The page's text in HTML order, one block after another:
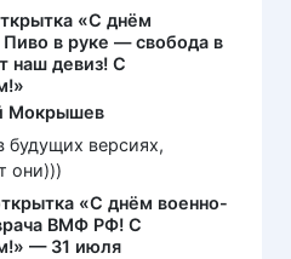
«С днём
Пиво в руке — свобода в
наш девиз! С
Мокрышев
будущих версиях,
они)))
«С днём военно-
ВМФ РФ! С
— 31 июля